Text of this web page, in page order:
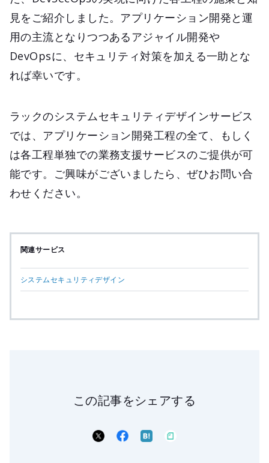
見をご紹介しました。アプリケーション開発と運
用の主流となりつつあるアジャイル開発や
DevOpsに、セキュリティ対策を加える一助とな
れば幸いです。
ラックのシステムセキュリティデザインサービス
では、アプリケーション開発工程の全て、もしく
は各工程単独での業務支援サービスのご提供が可
能です。ご興味がございましたら、ぜひお問い合
わせください。
関連サービス
システムセキュリティデザイン
この記事をシェアする